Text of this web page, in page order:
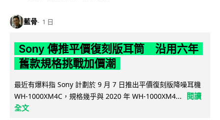
藍骨 1 日
Sony 傳推平價復刻版耳筒 沿用六年
舊款規格挑戰加價潮
最近有爆料指 Sony 計劃於 9 月 7 日推出平價復刻版降噪耳機
WH-1000XM4C，規格幾乎與 2020 年 WH-1000XM4...
閱讀
全文